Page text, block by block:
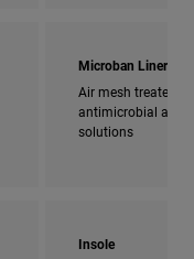
Microban Liner
Air mesh treated
antimicrobial and
solutions
Insole